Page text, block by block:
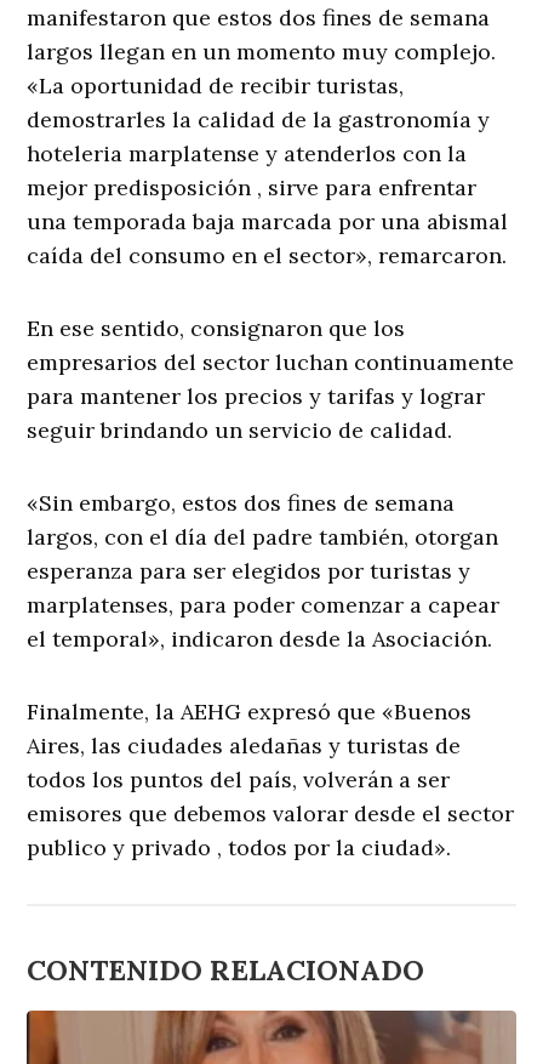
manifestaron que estos dos fines de semana
largos llegan en un momento muy complejo.
«La oportunidad de recibir turistas,
demostrarles la calidad de la gastronomía y
hoteleria marplatense y atenderlos con la
mejor predisposición , sirve para enfrentar
una temporada baja marcada por una abismal
caída del consumo en el sector», remarcaron.
En ese sentido, consignaron que los
empresarios del sector luchan continuamente
para mantener los precios y tarifas y lograr
seguir brindando un servicio de calidad.
«Sin embargo, estos dos fines de semana
largos, con el día del padre también, otorgan
esperanza para ser elegidos por turistas y
marplatenses, para poder comenzar a capear
el temporal», indicaron desde la Asociación.
Finalmente, la AEHG expresó que «Buenos
Aires, las ciudades aledañas y turistas de
todos los puntos del país, volverán a ser
emisores que debemos valorar desde el sector
publico y privado , todos por la ciudad».
CONTENIDO RELACIONADO